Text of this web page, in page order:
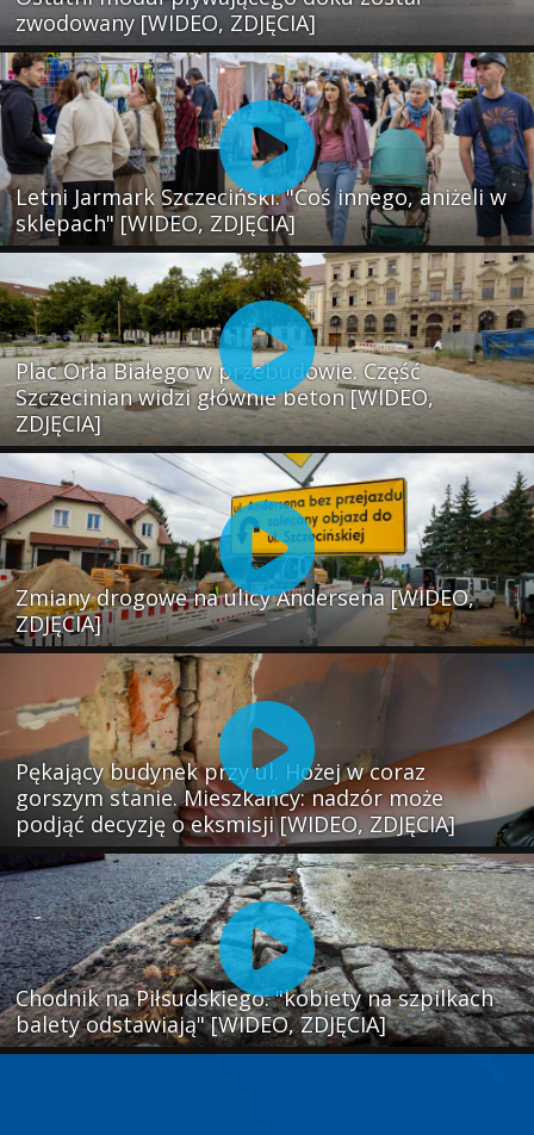
zwodowany [WIDEO, ZDJĘCIA]
Letni Jarmark Szczeciński. "Coś innego, aniżeli w
sklepach" [WIDEO, ZDJĘCIA]
Plac Orła Białego w przebudowie. Część
Szczecinian widzi głównie beton [WIDEO,
ZDJĘCIA]
Zmiany drogowe na ulicy Andersena [WIDEO,
ZDJĘCIA]
Pękający budynek przy ul. Hożej w coraz
gorszym stanie. Mieszkańcy: nadzór może
podjąć decyzję o eksmisji [WIDEO, ZDJĘCIA]
Chodnik na Piłsudskiego: "kobiety na szpilkach
balety odstawiają" [WIDEO, ZDJĘCIA]